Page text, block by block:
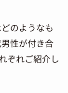
のようなも
性が付き合
ぞれご紹介し